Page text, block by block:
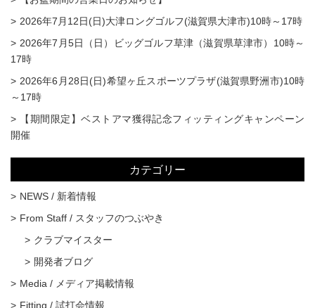
2026年7月12日(日)大津ロングゴルフ(滋賀県大津市)10時～17時
2026年7月5日（日）ビッグゴルフ草津（滋賀県草津市）10時～
17時
2026年6月28日(日)希望ヶ丘スポーツプラザ(滋賀県野洲市)10時
～17時
【期間限定】ベストアマ獲得記念フィッティングキャンペーン
開催
カテゴリー
NEWS / 新着情報
From Staff / スタッフのつぶやき
クラブマイスター
開発者ブログ
Media / メディア掲載情報
Fitting / 試打会情報